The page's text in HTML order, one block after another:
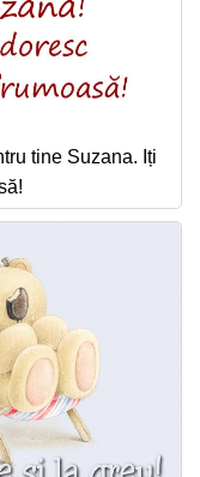
tine Suzana. Iți